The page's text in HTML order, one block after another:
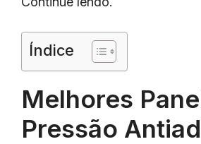
Índice
Melhores
Pressão